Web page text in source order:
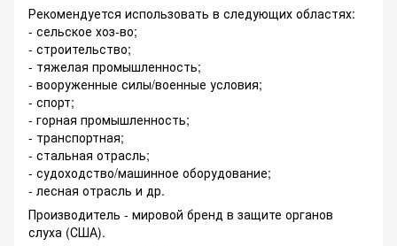
Рекомендуется использовать в следующих областях:
- сельское хоз-во;
- строительство;
- тяжелая промышленность;
- вооруженные силы/военные условия;
- спорт;
- горная промышленность;
- транспортная;
- стальная отрасль;
- судоходство/машинное оборудование;
- лесная отрасль и др.
Производитель - мировой бренд в защите органов
слуха (США).